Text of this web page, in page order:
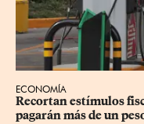
ECONOMÍA
Recortan estímulos
pagarán más de un